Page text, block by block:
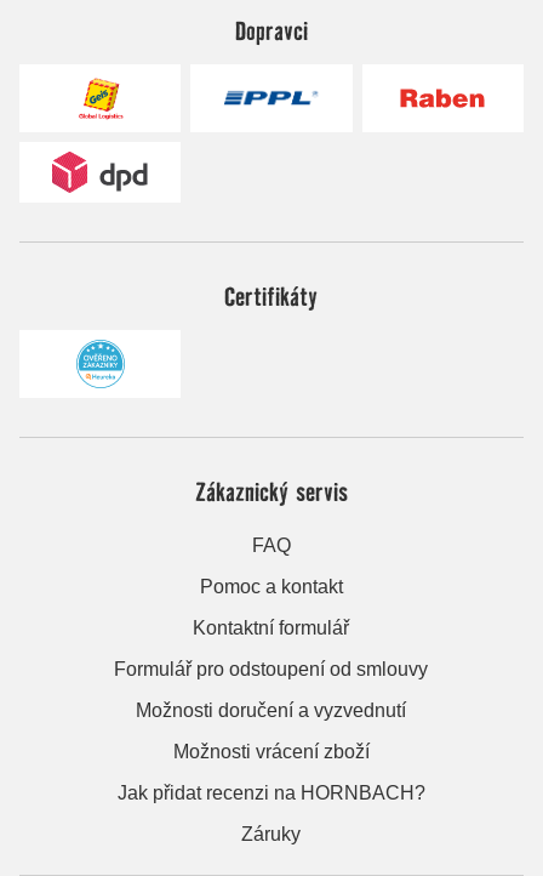
Dopravci
Certifikáty
Zákaznický servis
FAQ
Pomoc a kontakt
Kontaktní formulář
Formulář pro odstoupení od smlouvy
Možnosti doručení a vyzvednutí
Možnosti vrácení zboží
Jak přidat recenzi na HORNBACH?
Záruky